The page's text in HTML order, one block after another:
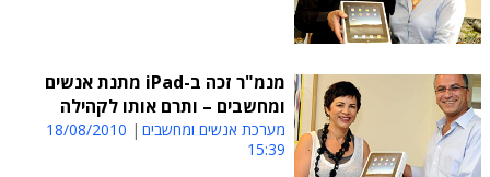
מנמ"ר זכה ב-iPad מתנת אנשים
ומחשבים – ותרם אותו לקהילה
מערכת אנשים ומחשבים
18/08/2010
15:39